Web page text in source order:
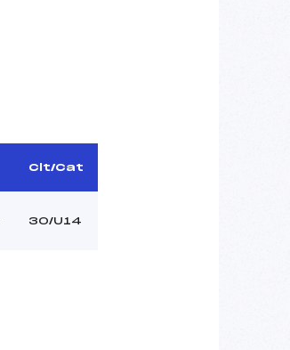
Clt/Cat
30/U14